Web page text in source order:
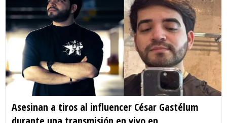
Asesinan a tiros al influencer César Gastélum